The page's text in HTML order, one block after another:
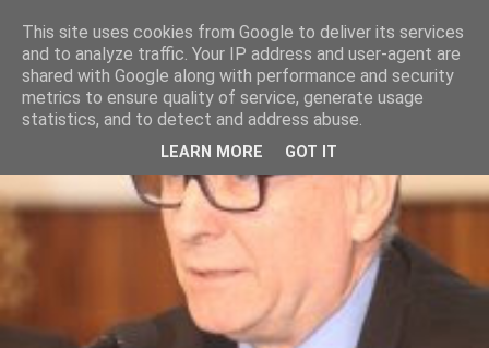
This site uses cookies from Google to deliver its services
and to analyze traffic. Your IP address and user-agent are
shared with Google along with performance and security
metrics to ensure quality of service, generate usage
statistics, and to detect and address abuse.
LEARN MORE GOT IT